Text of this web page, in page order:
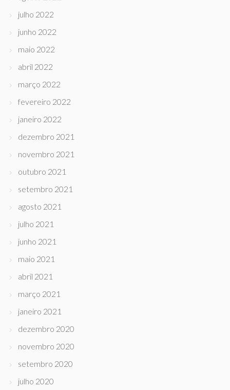
julho 2022
junho 2022
maio 2022
abril 2022
março 2022
fevereiro 2022
janeiro 2022
dezembro 2021
novembro 2021
outubro 2021
setembro 2021
agosto 2021
julho 2021
junho 2021
maio 2021
abril 2021
março 2021
janeiro 2021
dezembro 2020
novembro 2020
setembro 2020
julho 2020